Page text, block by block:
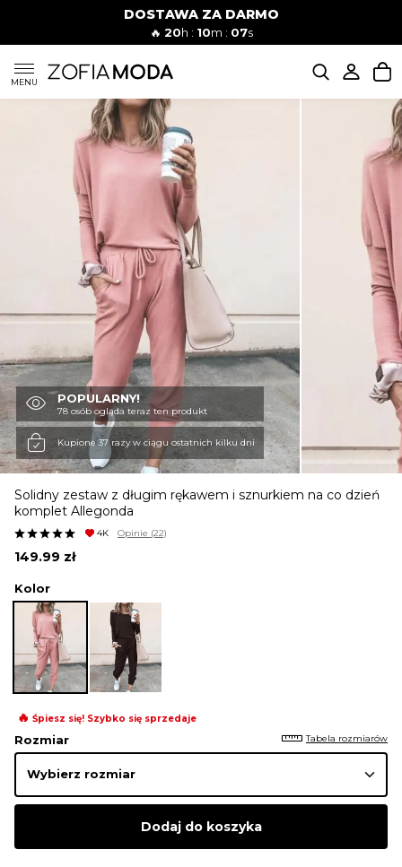
DOSTAWA ZA DARMO
🔥 20h : 10m : 06s
MENU
SUKIENKI
MODA PLAŻOWA
BLUZKI
KURTKI I PŁASZCZE
SPÓDNICE
KOMBINEZONY
DRESY
MARYNARKI
POPULARNY!
78 osób ogląda teraz ten produkt
Kupione 37 razy w ciągu ostatnich kilku dni
Solidny zestaw z długim rękawem i sznurkiem na co dzień
komplet Allegonda
4K Opinie (22)
149.99 zł
Kolor
🔥 Śpiesz się! Szybko się sprzedaje
Rozmiar Tabela rozmiarów
Dodaj do koszyka